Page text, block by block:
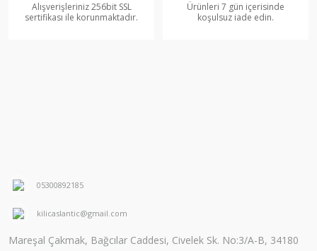
Alışverişleriniz 256bit SSL
sertifikası ile korunmaktadır.
Ürünleri 7 gün içerisinde
koşulsuz iade edin.
05300892185
kilicaslantic@gmail.com
Mareşal Çakmak, Bağcılar Caddesi, Civelek Sk. No:3/A-B, 34180